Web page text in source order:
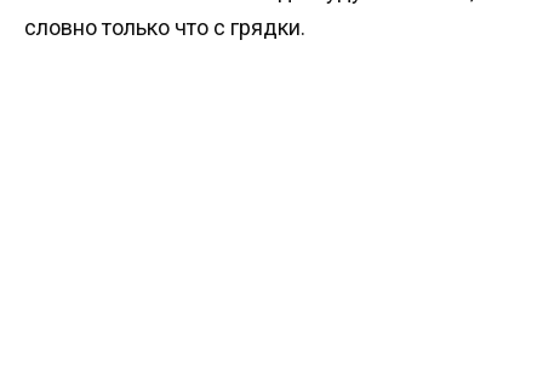
словно только что с грядки.